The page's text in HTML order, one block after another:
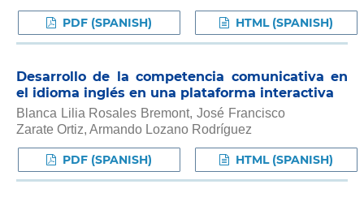
PDF (SPANISH) HTML (SPANISH)
Desarrollo de la competencia comunicativa en
el idioma inglés en una plataforma interactiva
Blanca Lilia Rosales Bremont, José Francisco
Zarate Ortiz, Armando Lozano Rodríguez
PDF (SPANISH) HTML (SPANISH)